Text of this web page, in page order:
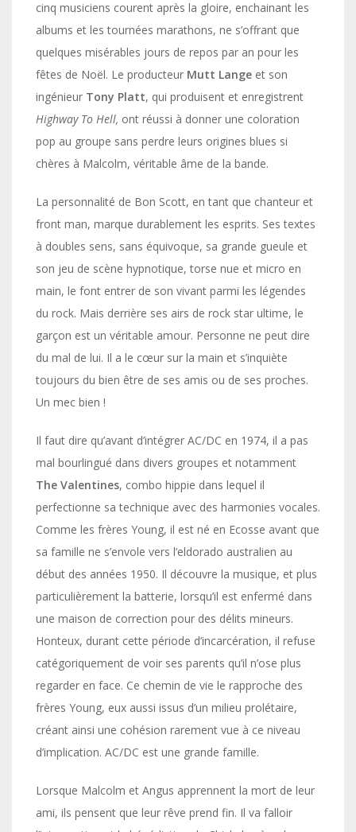
cinq musiciens courent après la gloire, enchainant les
albums et les tournées marathons, ne s’offrant que
quelques misérables jours de repos par an pour les
fêtes de Noël. Le producteur Mutt Lange et son
ingénieur Tony Platt, qui produisent et enregistrent
Highway To Hell, ont réussi à donner une coloration
pop au groupe sans perdre leurs origines blues si
chères à Malcolm, véritable âme de la bande.
La personnalité de Bon Scott, en tant que chanteur et
front man, marque durablement les esprits. Ses textes
à doubles sens, sans équivoque, sa grande gueule et
son jeu de scène hypnotique, torse nue et micro en
main, le font entrer de son vivant parmi les légendes
du rock. Mais derrière ses airs de rock star ultime, le
garçon est un véritable amour. Personne ne peut dire
du mal de lui. Il a le cœur sur la main et s’inquiète
toujours du bien être de ses amis ou de ses proches.
Un mec bien !
Il faut dire qu’avant d’intégrer AC/DC en 1974, il a pas
mal bourlingué dans divers groupes et notamment
The Valentines, combo hippie dans lequel il
perfectionne sa technique avec des harmonies vocales.
Comme les frères Young, il est né en Ecosse avant que
sa famille ne s’envole vers l’eldorado australien au
début des années 1950. Il découvre la musique, et plus
particulièrement la batterie, lorsqu’il est enfermé dans
une maison de correction pour des délits mineurs.
Honteux, durant cette période d’incarcération, il refuse
catégoriquement de voir ses parents qu’il n’ose plus
regarder en face. Ce chemin de vie le rapproche des
frères Young, eux aussi issus d’un milieu prolétaire,
créant ainsi une cohésion rarement vue à ce niveau
d’implication. AC/DC est une grande famille.
Lorsque Malcolm et Angus apprennent la mort de leur
ami, ils pensent que leur rêve prend fin. Il va falloir